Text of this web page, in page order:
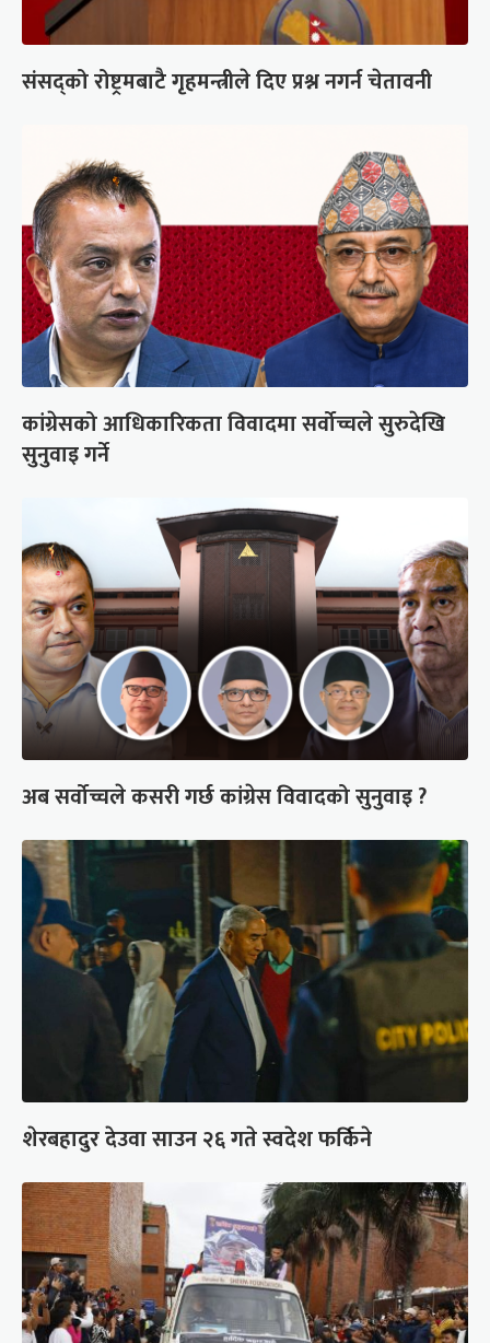
संसद्को रोष्ट्रमबाटै गृहमन्त्रीले दिए प्रश्न नगर्न चेतावनी
कांग्रेसको आधिकारिकता विवादमा सर्वोच्चले सुरुदेखि
सुनुवाइ गर्ने
अब सर्वोच्चले कसरी गर्छ कांग्रेस विवादको सुनुवाइ ?
शेरबहादुर देउवा साउन २६ गते स्वदेश फर्किने